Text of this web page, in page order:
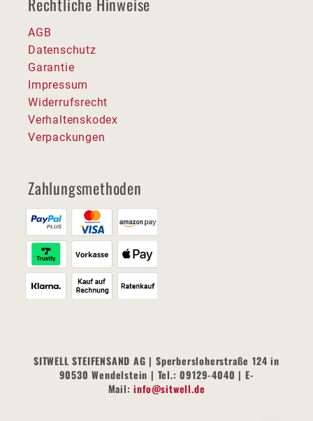
AGB
Datenschutz
Garantie
Impressum
Widerrufsrecht
Verhaltenskodex
Verpackungen
Zahlungsmethoden
SITWELL STEIFENSAND AG | Sperbersloherstraße 124 in
90530 Wendelstein | Tel.: 09129-4040 | E-
Mail:info@sitwell.de